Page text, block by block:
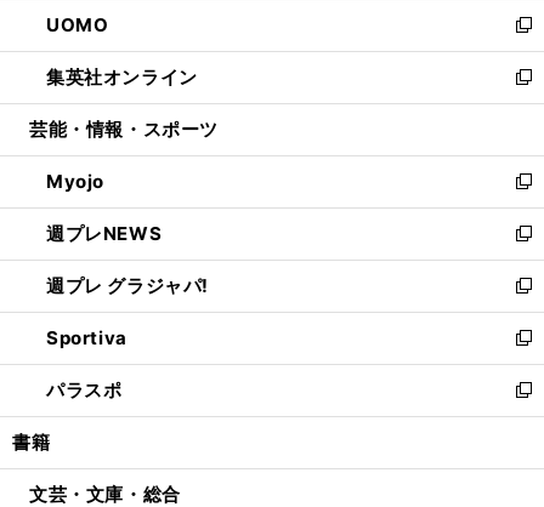
く
で
開
く
ド
ウ
で
開
ィ
ン
ド
ウ
開
く
い
ウ
ィ
ン
ウ
で
開
く
UOMO
新
し
い
ウ
ン
ド
ウ
で
開
く
集英社オンライン
新
し
ウ
ィ
ン
ド
ウ
で
開
く
芸能・情報・スポーツ
Myojo
新
し
い
ウ
ィ
ン
ド
ウ
で
開
週プレNEWS
新
し
い
ウ
ィ
ン
ド
ウ
開
週プレ グラジャパ!
新
し
い
ウ
ィ
ン
ウ
Sportiva
新
し
い
ウ
ン
パラスポ
新
し
ウ
書籍
文芸・文庫・総合